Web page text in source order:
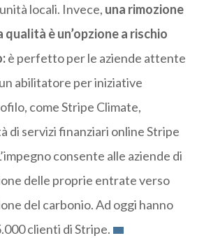
locali. Invece, una rimozione
è un’opzione a rischio
è perfetto per le aziende attente
abilitatore per iniziative
come Stripe Climate,
di servizi finanziari online Stripe
consente alle aziende di
delle proprie entrate verso
del carbonio. Ad oggi hanno
clienti di Stripe.